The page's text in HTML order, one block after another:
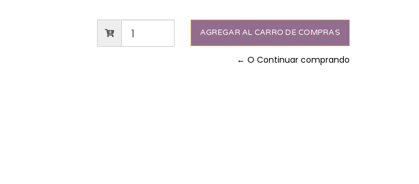
← O Continuar comprando